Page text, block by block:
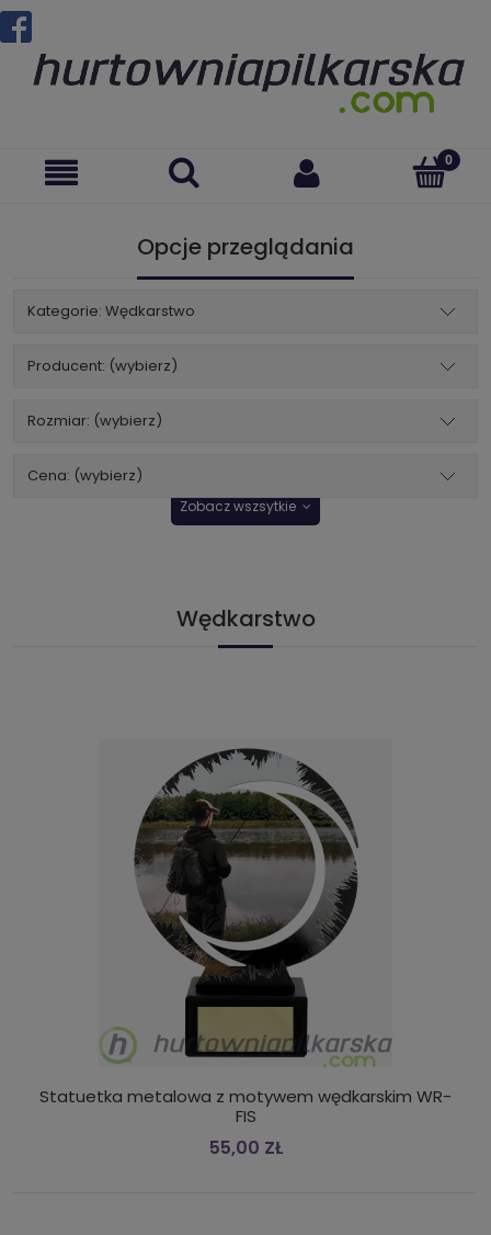
Opcje przeglądania
Kategorie: Wędkarstwo
Producent: (wybierz)
Rozmiar: (wybierz)
Cena: (wybierz)
Zobacz wszsytkie
Wędkarstwo
Statuetka metalowa z motywem wędkarskim WR-
FIS
55,00 ZŁ